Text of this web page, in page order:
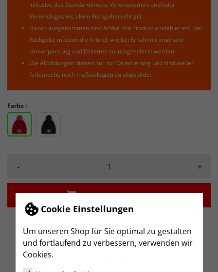
Cookie Einstellungen
Um unseren Shop für Sie optimal zu gestalten
und fortlaufend zu verbessern, verwenden wir
Cookies.
inklusive des Standarddrucks Vereinsnamen und/oder
Vereinslogos etc.) kein Rückgaberecht gilt.
Davon ausgenommen sind Artikel mit Produktionsfehler etc. Bei
Rückgabe müssen die Artikel, wie bei Erhalt mit originaler
Umverpackung und Etiketten zurückgeschickt werden.
Die Abbildungen dienen nur zur Orientierung und sind weder
farbenecht, noch maßstabsgetreu abgebildet.
Farbe :
- +
 IN DEN WARENKORB